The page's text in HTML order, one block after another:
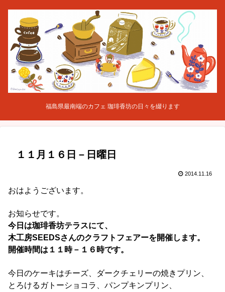
福島県最南端のカフェ 珈琲香坊の日々を綴ります
１１月１６日－日曜日
2014.11.16
おはようございます。
お知らせです。
今日は珈琲香坊テラスにて、
木工房SEEDSさんのクラフトフェアーを開催します。
開催時間は１１時－１６時です。
今日のケーキはチーズ、ダークチェリーの焼きプリン、
とろけるガトーショコラ、パンプキンプリン、